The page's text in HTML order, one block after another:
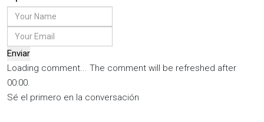
Enviar
Loading comment... The comment will be refreshed after
00:00.
Sé el primero en la conversación